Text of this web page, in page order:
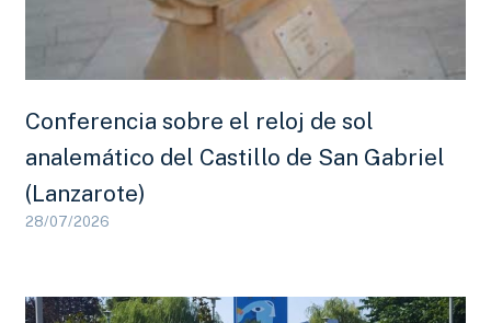
Conferencia sobre el reloj de sol
analemático del Castillo de San Gabriel
(Lanzarote)
28/07/2026